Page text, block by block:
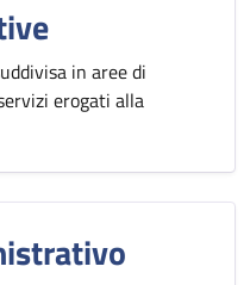
in aree di
erogati alla